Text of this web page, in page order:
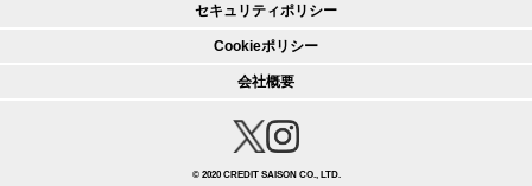
セキュリティポリシー
Cookieポリシー
会社概要
© 2020 CREDIT SAISON CO., LTD.